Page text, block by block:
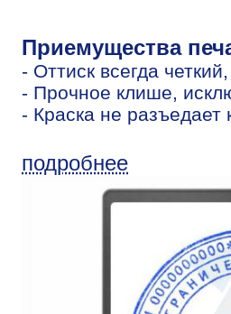
Приемущества
- Оттиск всегда
- Прочное клише,
- Краска не разъедает
подробнее